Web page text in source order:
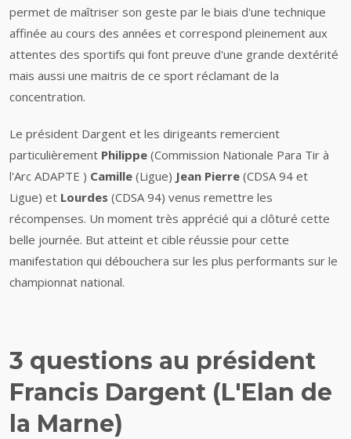
permet de maîtriser son geste par le biais d'une technique
affinée au cours des années et correspond pleinement aux
attentes des sportifs qui font preuve d'une grande dextérité
mais aussi une maitris de ce sport réclamant de la
concentration.
Le président Dargent et les dirigeants remercient
particulièrement Philippe (Commission Nationale Para Tir à
l'Arc ADAPTE ) Camille (Ligue) Jean Pierre (CDSA 94 et
Ligue) et Lourdes (CDSA 94) venus remettre les
récompenses. Un moment très apprécié qui a clôturé cette
belle journée. But atteint et cible réussie pour cette
manifestation qui débouchera sur les plus performants sur le
championnat national.
3 questions au président
Francis Dargent (L'Elan de
la Marne)